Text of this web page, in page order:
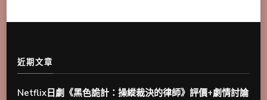
近期文章
Netflix日劇《黑色詭計：操縱裁決的律師》評價+劇情討論